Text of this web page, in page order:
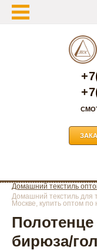
Домашний текстиль
Домашний текстиль для
Москве, купить оптом по
Полотенце
бирюза/